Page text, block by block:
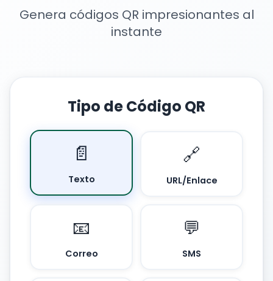
Genera códigos QR impresionantes al
instante
Tipo de Código QR
📄
Texto
🔗
URL/Enlace
📧
Correo
💬
SMS